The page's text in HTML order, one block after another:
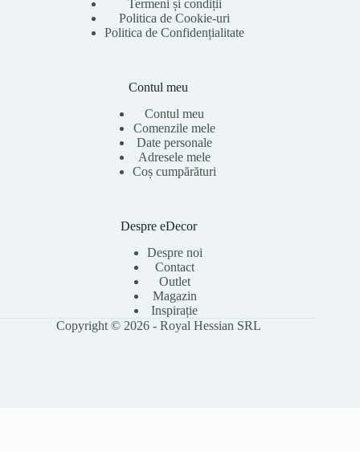
Termeni și condiții
Politica de Cookie-uri
Politica de Confidențialitate
Contul meu
Contul meu
Comenzile mele
Date personale
Adresele mele
Coș cumpărături
Despre eDecor
Despre noi
Contact
Outlet
Magazin
Inspirație
Copyright © 2026 - Royal Hessian SRL